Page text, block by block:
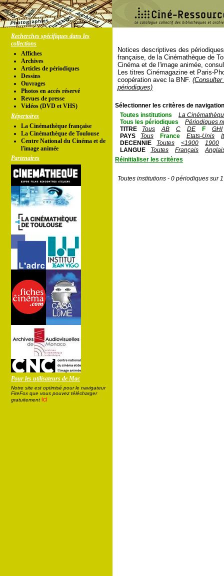
Recherches spécifiques dans les
collections
Affiches
Archives
Articles de périodiques
Dessins
Ouvrages
Photos en accés réservé
Revues de presse
Vidéos (DVD et VHS)
Répertoires
La Cinémathèque française
La Cinémathèque de Toulouse
Centre National du Cinéma et de
l'image animée
Partenaires
Pour les utilisateurs de Mac
Notre site est optimisé pour le navigateur
FireFox que vous pouvez télécharger
gratuitement ici
Notices descriptives des
française, de la Cinémathèque de
Cinéma et de l'image animée,
Les titres Cinémagazine et Paris-
coopération avec la BNF.
périodiques)
Sélectionner les critères de
Toutes institutions
La
Tous les périodiques
Périodiques
TITRE
Tous AB C DE F
GHI
PAYS
Tous France Etats-Unis
DECENNIE
Toutes <1900
1900
LANGUE
Toutes Français
Réinitialiser les critères
Toutes institutions - 0 périodiques sur